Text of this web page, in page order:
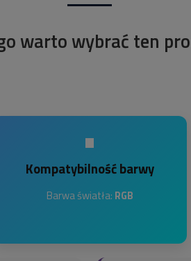
warto wybrać ten
•
Kompatybilność barwy
Barwa światła: RGB